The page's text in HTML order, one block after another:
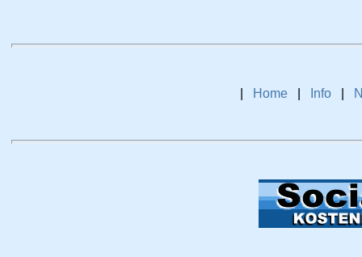
Home Info